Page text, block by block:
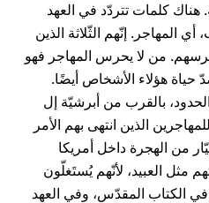
كلمات تتردّد في العهد
أي المهاجر. إنّهم الثّلاثة الذين
من لا يحرس المهاجر فهو
هؤلاء الأشخاص أيضًا.
بالقرب من أبرشيّة إل
الذين انتهى بهم الأمر
من الهجرة داخل أمريكا
مثل العبيد، لأنّهم يُستَغلّون
الكتاب المقدّس، وفي العهد